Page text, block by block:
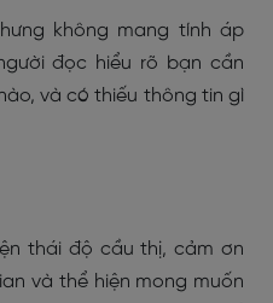
không mang tính áp
đọc hiểu rõ bạn cần
và có thiếu thông tin gì
thái độ cầu thị, cảm ơn
và thể hiện mong muốn